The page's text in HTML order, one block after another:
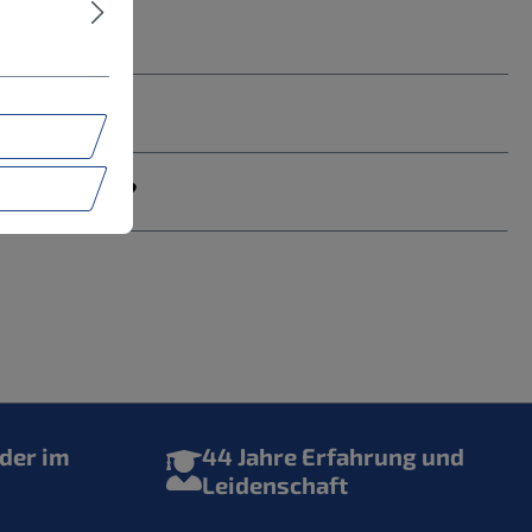
muss?
im
44 Jahre Erfahrung und
Leidenschaft